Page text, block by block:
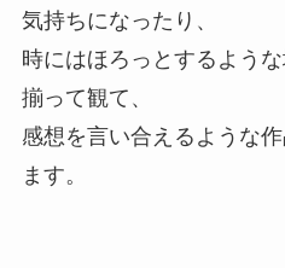
気持ちになったり、
時にはほろっとするよう
揃って観て、
感想を言い合えるような
ます。